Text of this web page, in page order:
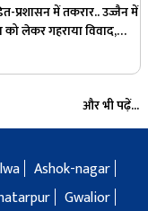
प्रशासन में तकरार.. उज्जैन में
लेकर गहराया विवाद,
हुए पंडित?
और भी पढ़ें...
Ashok-nagar
Gwalior